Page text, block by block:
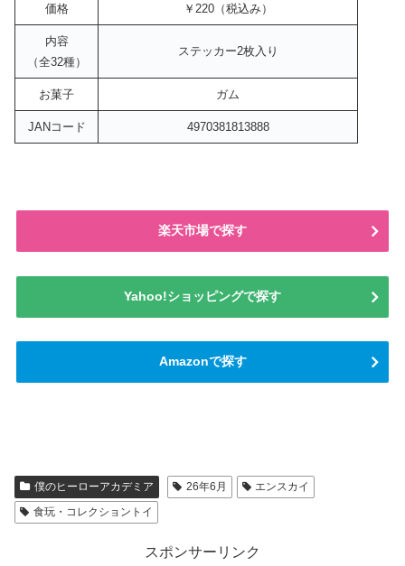
価格 ￥220（税込み）
内容
（全32種）
ステッカー2枚入り
お菓子 ガム
JANコード 4970381813888
楽天市場で探す
Yahoo!ショッピングで探す
Amazonで探す
僕のヒーローアカデミア 26年6月
エンスカイ
食玩・コレクショントイ
スポンサーリンク